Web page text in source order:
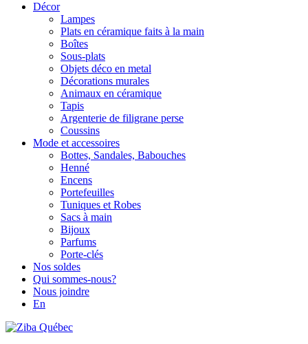
Décor
Lampes
Plats en céramique faits à la main
Boîtes
Sous-plats
Objets déco en metal
Décorations murales
Animaux en céramique
Tapis
Argenterie de filigrane perse
Coussins
Mode et accessoires
Bottes, Sandales, Babouches
Henné
Encens
Portefeuilles
Tuniques et Robes
Sacs à main
Bijoux
Parfums
Porte-clés
Nos soldes
Qui sommes-nous?
Nous joindre
En